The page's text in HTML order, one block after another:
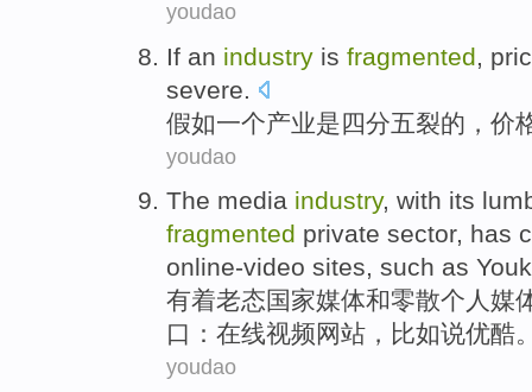
youdao
If an industry is fragmented
severe
假如一个产业是四分五裂的， 价
youdao
The media industry, with its
fragmented private sector, has
online-video sites, such as
有着老态国家媒体和零散个人 媒
口： 在线视频网站 ，比如说优酷
youdao